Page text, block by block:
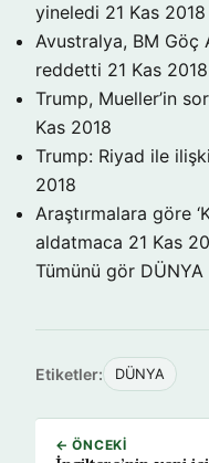
yineledi 21 Kas 2018
Avustralya, BM Göç
reddetti 21 Kas 2018
Trump, Mueller’in
Kas 2018
Trump: Riyad ile
2018
Araştırmalara göre
aldatmaca 21 Kas
Tümünü gör
Etiketler: DÜNYA
← ÖNCEKI